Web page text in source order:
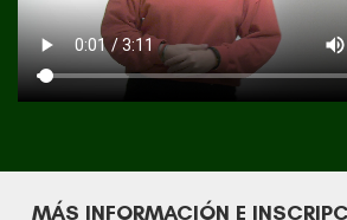
MÁS INFORMACIÓN E